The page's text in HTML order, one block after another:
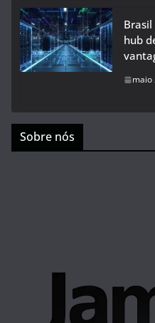
hub
maio
Sobre nós